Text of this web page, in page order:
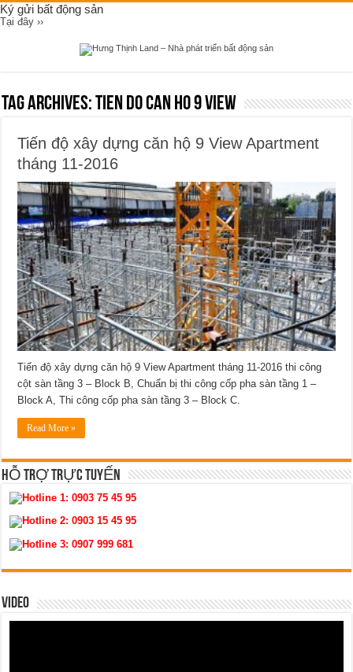
Ký gửi bất động sản
Tại đây ››
Tag Archives:tien do can ho 9 view
Tiến độ xây dựng căn hộ 9 View Apartment
tháng 11-2016
Tiến độ xây dựng căn hộ 9 View Apartment tháng 11-2016 thi công
cột sàn tầng 3 – Block B, Chuẩn bị thi công cốp pha sàn tầng 1 –
Block A, Thi công cốp pha sàn tầng 3 – Block C.
Read More »
HỖ TRỢ TRỰC TUYẾN
Hotline 1:0903 75 45 95
Hotline 2:0903 15 45 95
Hotline 3:0907 999 681
VIDEO